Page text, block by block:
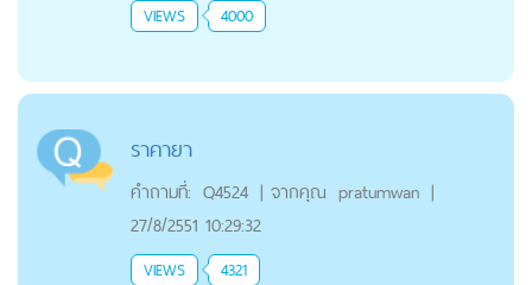
VIEWS 4000
ราคายา
คำถามที่: Q4524 | จากคุณ pratumwan |
27/8/2551 10:29:32
VIEWS 4321